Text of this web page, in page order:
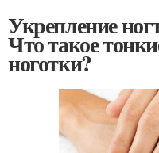
Укрепление
Что такое
ноготки?